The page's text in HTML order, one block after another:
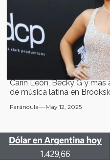
Carín León, Becky G y
de música latina en
Farándula May 12, 2025